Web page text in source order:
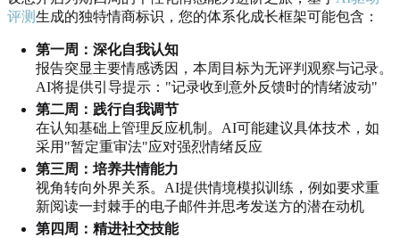
评测生成的独特情商标识，您的体系化成长框架可能包含：
第一周：深化自我认知
报告突显主要情感诱因，本周目标为无评判观察与记录。
AI将提供引导提示："记录收到意外反馈时的情绪波动"
第二周：践行自我调节
在认知基础上管理反应机制。AI可能建议具体技术，如
采用"暂定重审法"应对强烈情绪反应
第三周：培养共情能力
视角转向外界关系。AI提供情境模拟训练，例如要求重
新阅读一封棘手的电子邮件并思考发送方的潜在动机
第四周：精进社交技能